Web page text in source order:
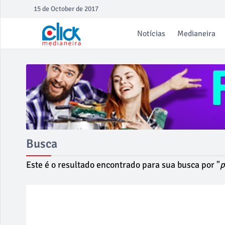
15 de October de 2017
Notícias Medianeira
Busca
Este é o resultado encontrado para sua busca por "